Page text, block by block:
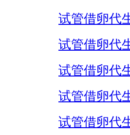
试管借卵代
试管借卵代
试管借卵代
试管借卵代
试管借卵代